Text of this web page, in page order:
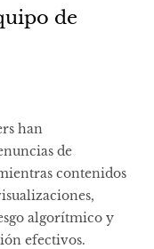
de
han
de
contenidos
algorítmico y
efectivos.